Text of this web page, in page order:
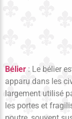
Bélier : Le bélier
apparu dans les
largement utilisé
les portes et